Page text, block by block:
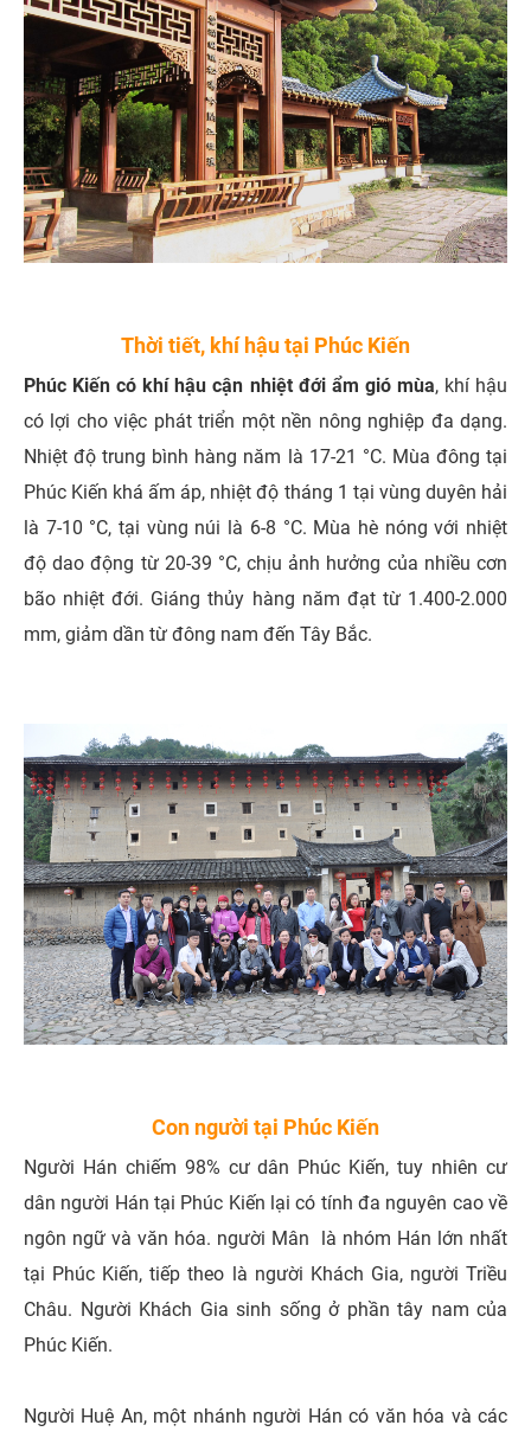
Thời tiết, khí hậu tại Phúc Kiến
Phúc Kiến có khí hậu cận nhiệt đới ẩm gió mùa, khí hậu
có lợi cho việc phát triển một nền nông nghiệp đa dạng.
Nhiệt độ trung bình hàng năm là 17-21 °C. Mùa đông tại
Phúc Kiến khá ấm áp, nhiệt độ tháng 1 tại vùng duyên hải
là 7-10 °C, tại vùng núi là 6-8 °C. Mùa hè nóng với nhiệt
độ dao động từ 20-39 °C, chịu ảnh hưởng của nhiều cơn
bão nhiệt đới. Giáng thủy hàng năm đạt từ 1.400-2.000
mm, giảm dần từ đông nam đến Tây Bắc.
Con người tại Phúc Kiến
Người Hán chiếm 98% cư dân Phúc Kiến, tuy nhiên cư
dân người Hán tại Phúc Kiến lại có tính đa nguyên cao về
ngôn ngữ và văn hóa. người Mân là nhóm Hán lớn nhất
tại Phúc Kiến, tiếp theo là người Khách Gia, người Triều
Châu. Người Khách Gia sinh sống ở phần tây nam của
Phúc Kiến.
Người Huệ An, một nhánh người Hán có văn hóa và các